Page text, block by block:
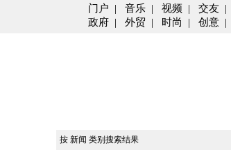
门户 | 音乐 | 视频 | 交友 |
政府 | 外贸 | 时尚 | 创意 |
按 新闻 类别搜索结果